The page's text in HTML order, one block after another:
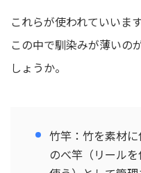
これらが使われていいます
この中で馴染みが薄いの
しょうか。
竹竿：竹を素材
のべ竿（リール